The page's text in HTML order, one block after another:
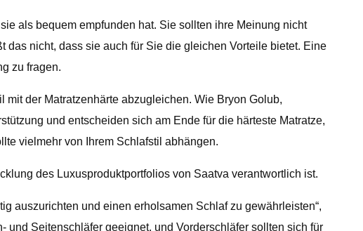
als bequem empfunden hat. Sie sollten ihre Meinung nicht
nicht, dass sie auch für Sie die gleichen Vorteile bietet. Eine
zu fragen.
der Matratzenhärte abzugleichen. Wie Bryon Golub,
und entscheiden sich am Ende für die härteste Matratze,
vielmehr von Ihrem Schlafstil abhängen.
des Luxusproduktportfolios von Saatva verantwortlich ist.
auszurichten und einen erholsamen Schlaf zu gewährleisten“,
und Seitenschläfer geeignet, und Vorderschläfer sollten sich für